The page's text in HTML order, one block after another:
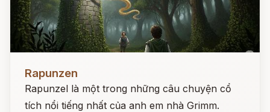
Rapunzen
Rapunzel là một trong những câu chuyện cổ
tích nổi tiếng nhất của anh em nhà Grimm.